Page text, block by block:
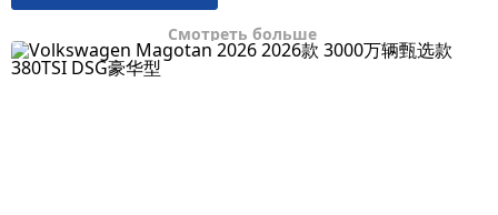
Смотреть больше